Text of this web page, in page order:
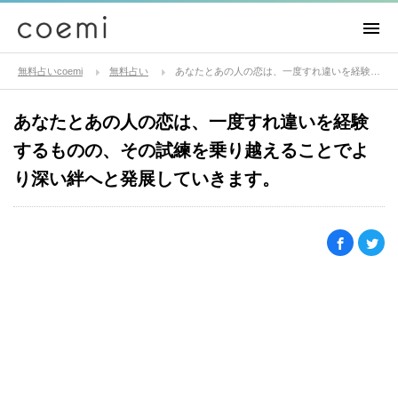
無料占いcoemi 無料占い
あなたとあの人の恋は、一度すれ違いを経験
するものの、その試練を乗り越えることでよ
り深い絆へと発展していきます。